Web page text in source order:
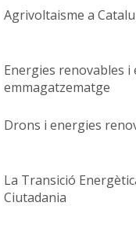
Agrivoltaisme a
Energies renovables i
emmagatzematge
Drons i energies
La Transició
Ciutadania